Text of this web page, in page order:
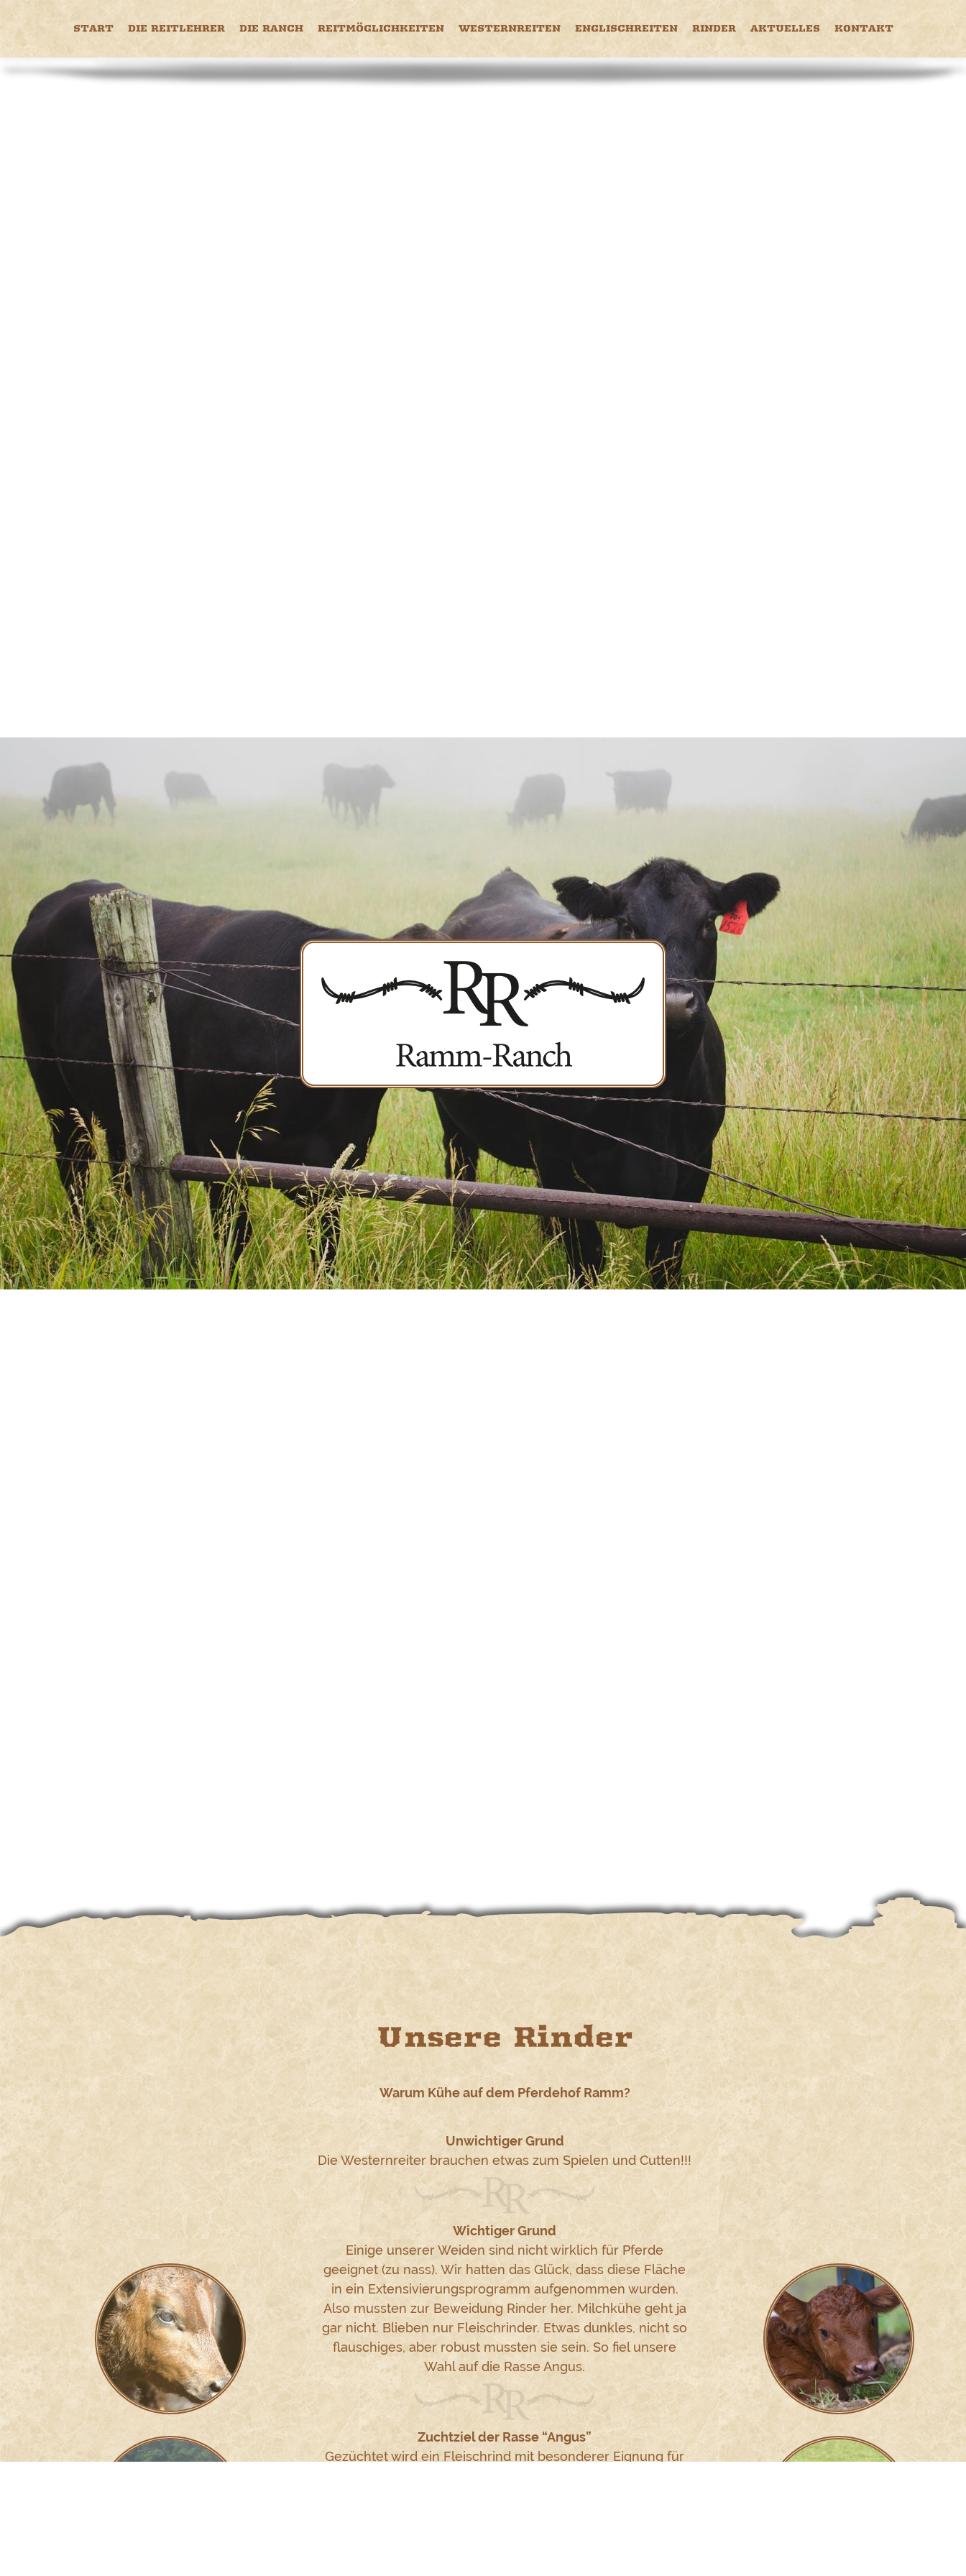
START DIE REITLEHRER DIE RANCH REITMÖGLICHKEITEN WESTERNREITEN ENGLISCHREITEN RINDER AKTUELLES KONTAKT
Unsere Rinder
Warum Kühe auf dem Pferdehof Ramm?
Unwichtiger Grund
Die Westernreiter brauchen etwas zum Spielen und Cutten!!!
Wichtiger Grund
Einige unserer Weiden sind nicht wirklich für Pferde
geeignet (zu nass). Wir hatten das Glück, dass diese Fläche
in ein Extensivierungsprogramm aufgenommen wurden.
Also mussten zur Beweidung Rinder her. Milchkühe geht ja
gar nicht. Blieben nur Fleischrinder. Etwas dunkles, nicht so
flauschiges, aber robust mussten sie sein. So fiel unsere
Wahl auf die Rasse Angus.
Zuchtziel der Rasse “Angus”
Gezüchtet wird ein Fleischrind mit besonderer Eignung für